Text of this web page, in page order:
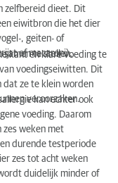
zelfbereid dieet. Dit
eiwitbron die het dier
, geiten- of
of macaroni).
samen te stellen.
kant en klare voeding te
voedingseiwitten. Dit
ze te klein worden
veroorzaken.
kan echter ook
voeding. Daarom
zes weken met
durende testperiode
zes tot acht weken
duidelijk minder of